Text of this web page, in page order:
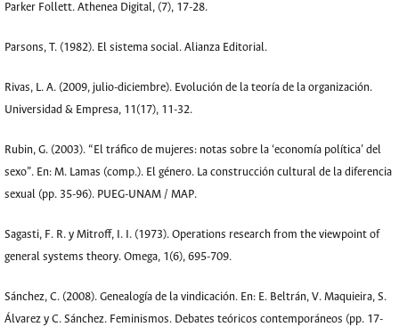
Parker Follett. Athenea Digital, (7), 17-28.
Parsons, T. (1982). El sistema social. Alianza Editorial.
Rivas, L. A. (2009, julio-diciembre). Evolución de la teoría de la organización.
Universidad & Empresa, 11(17), 11-32.
Rubin, G. (2003). “El tráfico de mujeres: notas sobre la ‘economía política’ del
sexo”. En: M. Lamas (comp.). El género. La construcción cultural de la diferencia
sexual (pp. 35-96). PUEG-UNAM / MAP.
Sagasti, F. R. y Mitroff, I. I. (1973). Operations research from the viewpoint of
general systems theory. Omega, 1(6), 695-709.
Sánchez, C. (2008). Genealogía de la vindicación. En: E. Beltrán, V. Maquieira, S.
Álvarez y C. Sánchez. Feminismos. Debates teóricos contemporáneos (pp. 17-